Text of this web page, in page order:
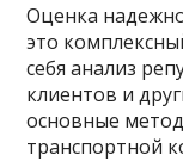
Оценка
это
себя анализ
клиентов и
основные
транспортной